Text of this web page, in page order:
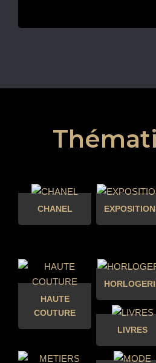
CHANEL
HAUTE
COUTURE
LIVRES